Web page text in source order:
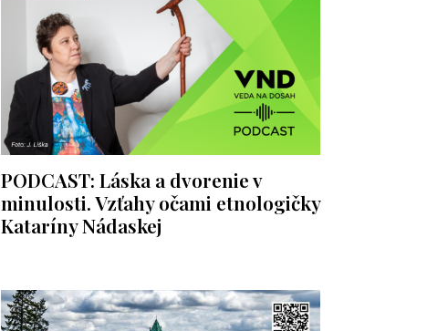
PODCAST: Láska a dvorenie v
minulosti. Vzťahy očami etnologičky
Kataríny Nádaskej